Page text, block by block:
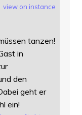
view on instance
tanzen!
in
den
geht er
ein!